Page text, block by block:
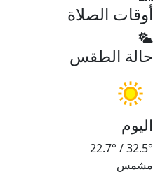
أوقات الصلاة
حالة الطقس
اليوم
32.5°
/
22.7°
مشمس